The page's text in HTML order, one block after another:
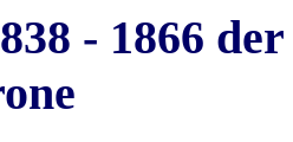
- 1866